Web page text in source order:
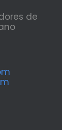
de